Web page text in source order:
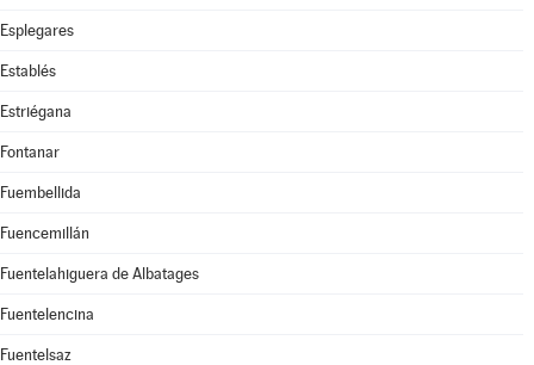
Esplegares
Establés
Estriégana
Fontanar
Fuembellida
Fuencemillán
Fuentelahiguera de Albatages
Fuentelencina
Fuentelsaz